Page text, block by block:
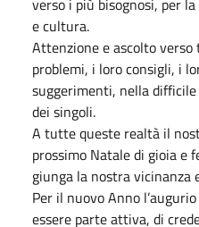
e cultura.
Attenzione e ascolto
problemi, i loro consigli, i
suggerimenti, nella
dei singoli.
A tutte queste realtà il
prossimo Nataledi gioia e
giunga la nostra vicinanza
Per il nuovo Anno
essere parte attiva, di